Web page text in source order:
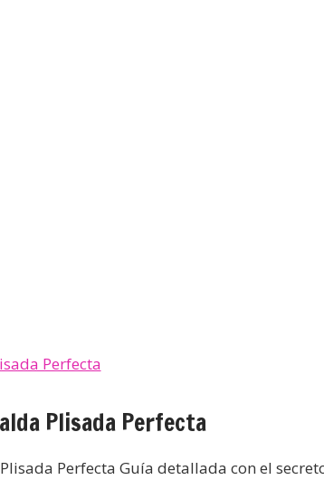
Plisada Perfecta
Perfecta Guía detallada con el